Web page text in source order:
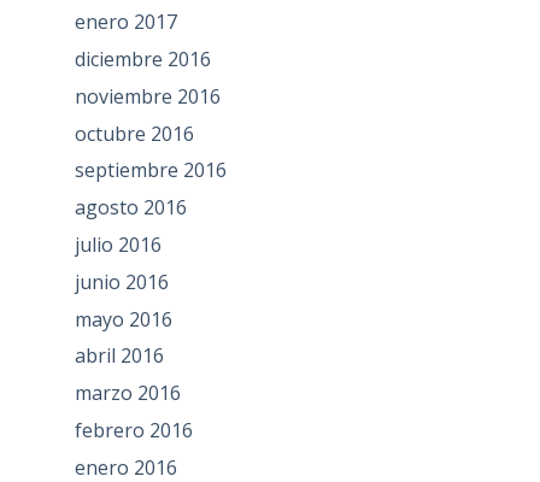
enero 2017
diciembre 2016
noviembre 2016
octubre 2016
septiembre 2016
agosto 2016
julio 2016
junio 2016
mayo 2016
abril 2016
marzo 2016
febrero 2016
enero 2016